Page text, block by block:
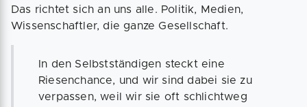
Das richtet sich an uns alle. Politik, Medien,
Wissenschaftler, die ganze Gesellschaft.
In den Selbstständigen steckt eine
Riesenchance, und wir sind dabei sie zu
verpassen, weil wir sie oft schlichtweg